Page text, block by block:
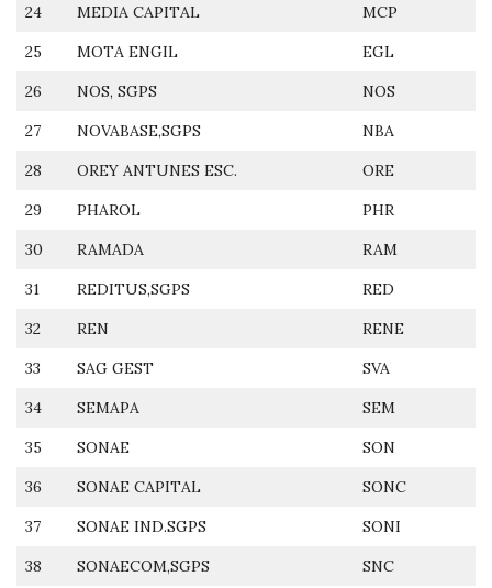
24
MEDIA CAPITAL
MCP
25
MOTA ENGIL
EGL
26
NOS, SGPS
NOS
27
NOVABASE,SGPS
NBA
28
OREY ANTUNES ESC.
ORE
29
PHAROL
PHR
30
RAMADA
RAM
31
REDITUS,SGPS
RED
32
REN
RENE
33
SAG GEST
SVA
34
SEMAPA
SEM
35
SONAE
SON
36
SONAE CAPITAL
SONC
37
SONAE IND.SGPS
SONI
38
SONAECOM,SGPS SNC